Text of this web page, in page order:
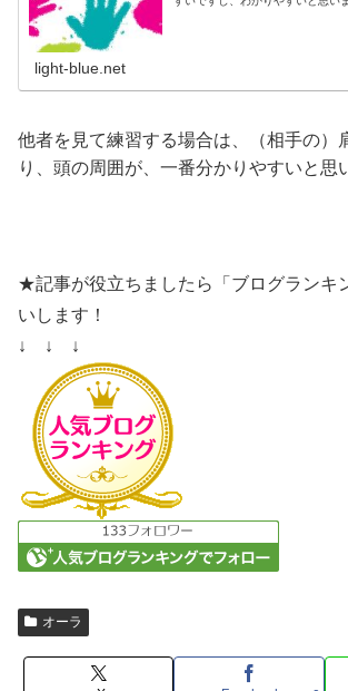
light-blue.net
他者を見て練習する場合は、（相手の）
り、頭の周囲が、一番分かりやすいと思
★記事が役立ちましたら「ブログランキ
いします！
↓ ↓ ↓
オーラ